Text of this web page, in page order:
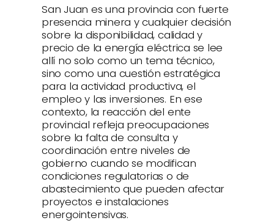
San Juan es una provincia con fuerte
presencia minera y cualquier decisión
sobre la disponibilidad, calidad y
precio de la energía eléctrica se lee
allí no solo como un tema técnico,
sino como una cuestión estratégica
para la actividad productiva, el
empleo y las inversiones. En ese
contexto, la reacción del ente
provincial refleja preocupaciones
sobre la falta de consulta y
coordinación entre niveles de
gobierno cuando se modifican
condiciones regulatorias o de
abastecimiento que pueden afectar
proyectos e instalaciones
energointensivas.